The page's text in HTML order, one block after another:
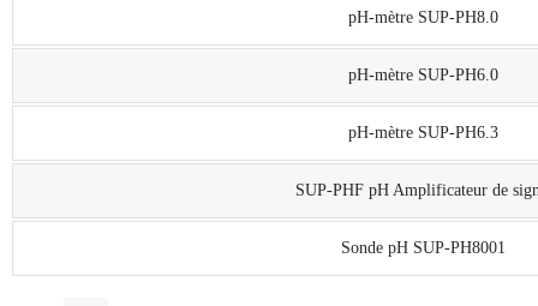
pH-mètre SUP-PH8.0
pH-mètre SUP-PH6.0
pH-mètre SUP-PH6.3
SUP-PHF pH Amplificateur de
Sonde pH SUP-PH8001